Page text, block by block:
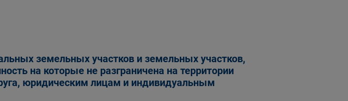
земельных участков и земельных участков,
на которые не разграничена на территории
юридическим лицам и индивидуальным